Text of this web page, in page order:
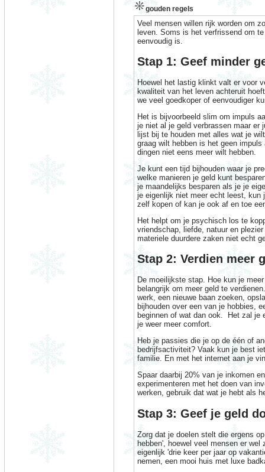
gouden regels
Veel mensen willen rijk worden om
leven. Soms is het verfrissend om
eenvoudig is.
Stap 1: Geef minder
Hoewel het lastig klinkt valt er voor
kwaliteit van het leven achteruit
we veel goedkoper of eenvoudiger
Het is bijvoorbeeld slim om impuls
je niet al je geld verbrassen maar er
lijst bij te houden met alles wat je
graag wilt hebben is het geen
dingen niet eens meer wilt hebben.
Je kunt een tijd bijhouden waar je
welke manieren je geld kunt
je maandelijks besparen als je je
je eigenlijk niet meer echt leest,
zelf kopen of kan je ook af en toe
Het helpt om je psychisch los te
vriendschap, liefde, natuur en
materiele duurdere zaken niet echt
Stap 2: Verdien meer
De moeilijkste stap. Hoe kun je
belangrijk om meer geld te
werk, een nieuwe baan zoeken,
bijhouden over een van je hobbies,
beginnen of wat dan ook. Het zal je
je weer meer comfort.
Heb je passies die je op de één of
bedrijfsactiviteit? Vaak kun je best
familie. En met het internet aan je
Spaar daarbij 20% van je inkomen
experimenteren met het doen van
werken, gebruik dat wat je hebt als
Stap 3: Geef je geld
Zorg dat je doelen stelt die ergens
hebben', hoewel veel mensen er
eigenlijk 'drie keer per jaar op
nemen, een mooi huis met luxe